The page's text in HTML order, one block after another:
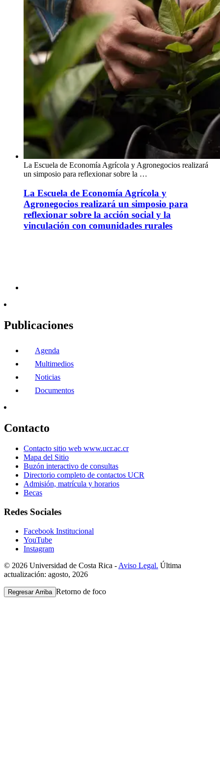
La Escuela de Economía Agrícola y Agronegocios realizará
un simposio para reflexionar sobre la …
La Escuela de Economía Agrícola y
Agronegocios realizará un simposio para
reflexionar sobre la acción social y la
vinculación con comunidades rurales
Publicaciones
Agenda
Multimedios
Noticias
Documentos
Contacto
Contacto sitio web www.ucr.ac.cr
Mapa del Sitio
Buzón interactivo de consultas
Directorio completo de contactos UCR
Admisión, matrícula y horarios
Becas
Redes Sociales
Facebook Institucional
YouTube
Instagram
© 2026 Universidad de Costa Rica - Aviso Legal. Última
actualización: agosto, 2026
Regresar Arriba Retorno de foco